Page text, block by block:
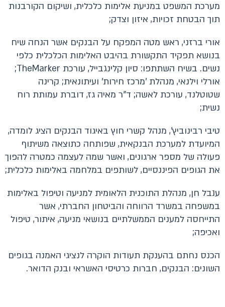
מערכת המשפט במניעת אלימות כלכלית, ושיקום הקורבנות
תוך הבטחת זכויות, איזון וצדק;
אורי ברזני, ראש מטה המפקח על הבנקים אשר הנחה שיח
בנושא תפקיד התקשורת בהיבט האלימות הכלכלית כלפי
נשים. בשיח השתתפו: סיון קלינגבייל, עורכת TheMarker;
אורלי וילנאי, מנהלת 'מרכז חירות' ועיתונאית; קרינה
שטוטלנד, עורכת לאשה; ד"ר מאיה גז, דוברת עמותת רוח
נשית;
טיבי רבינוביץ', מנהל קשרי חוץ באיגוד הבנקים הציג לומדה,
המיועדת למערכת הבנקאית, שפותחה כתוצאה משיתוף
פעולה של מספר ארגונים, ואשר שמה לעצמה כמטרה להפוך
את הגופים הפיננסיים, לשותפים במלחמה באלימות כלכלית;
ענבל חן, מנהלת התוכנית הלאומית למניעה וטיפול באלימות
במשפחה במשרד הרווחה והביטחון החברתי, אשר
התייחסה למענים הממשלתיים בנושאי מניעה, איתור, טיפול
ואכיפה;
הכנס נחתם בהענקת תעודות הוקרה לנציגי האמנה בגופים
השונים: הבנקים, חברות כרטיסי האשראי ובנק הדואר.